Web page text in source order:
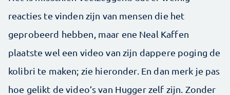
reacties te vinden zijn van mensen die het
geprobeerd hebben, maar ene Neal Kaffen
plaatste wel een video van zijn dappere poging de
kolibri te maken; zie hieronder. En dan merk je pas
hoe gelikt de video’s van Hugger zelf zijn. Zonder